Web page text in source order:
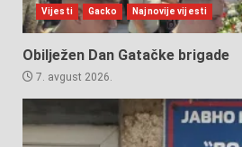
Vijesti Gacko Najnovije vijesti
Obilježen Dan Gatačke brigade
7. avgust 2026.